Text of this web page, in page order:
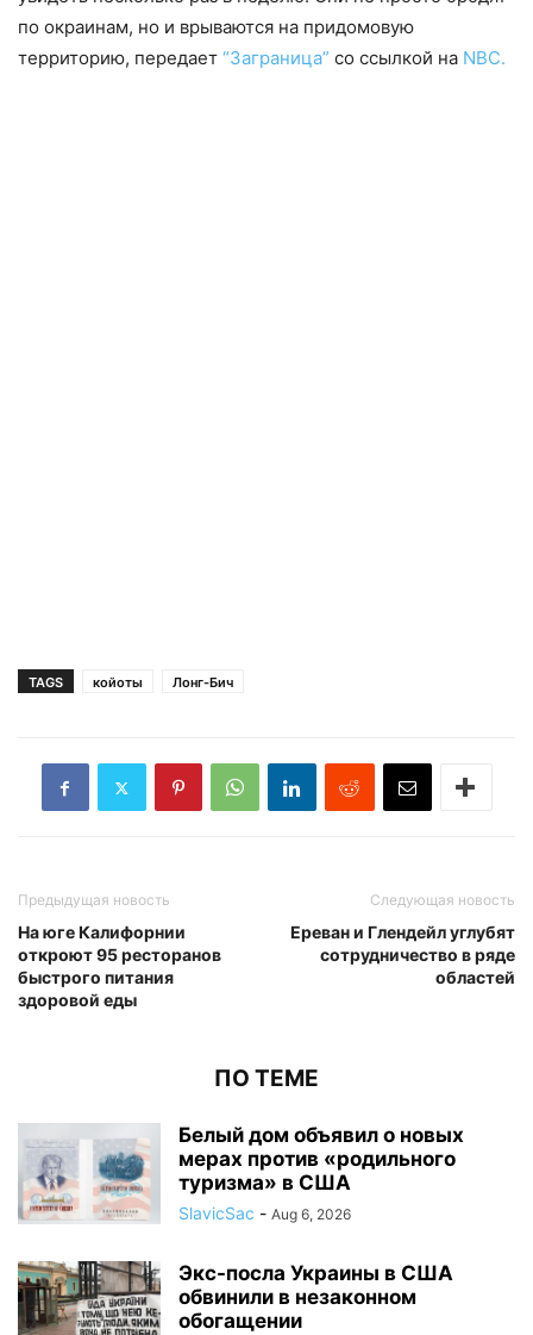
по окраинам, но и врываются на придомовую
территорию, передает “Заграница” со ссылкой на NBC.
TAGS койоты Лонг-Бич
Предыдущая новость
На юге Калифорнии
откроют 95 ресторанов
быстрого питания
здоровой еды
Следующая новость
Ереван и Глендейл углубят
сотрудничество в ряде
областей
ПО ТЕМЕ
Белый дом объявил о новых
мерах против «родильного
туризма» в США
SlavicSac - Aug 6, 2026
Экс-посла Украины в США
обвинили в незаконном
обогащении